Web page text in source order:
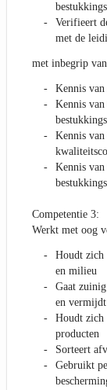
Verifieert
met de
met inbegrip
Kennis van
Kennis van
Kennis
Kennis van
Competentie 3:
Werkt met oog
Houdt zich
en milieu
Gaat
en
Houdt zich
producten
Sorteert
Gebruikt